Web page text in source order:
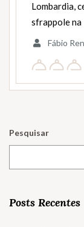
Lombardia,
sfrappole
Fábio
Pesquisar
Posts Recentes